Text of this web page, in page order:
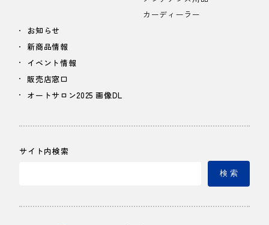
カーディーラー
お知らせ
新商品情報
イベント情報
販売店窓口
オートサロン2025 画像DL
サイト内検索
検 索